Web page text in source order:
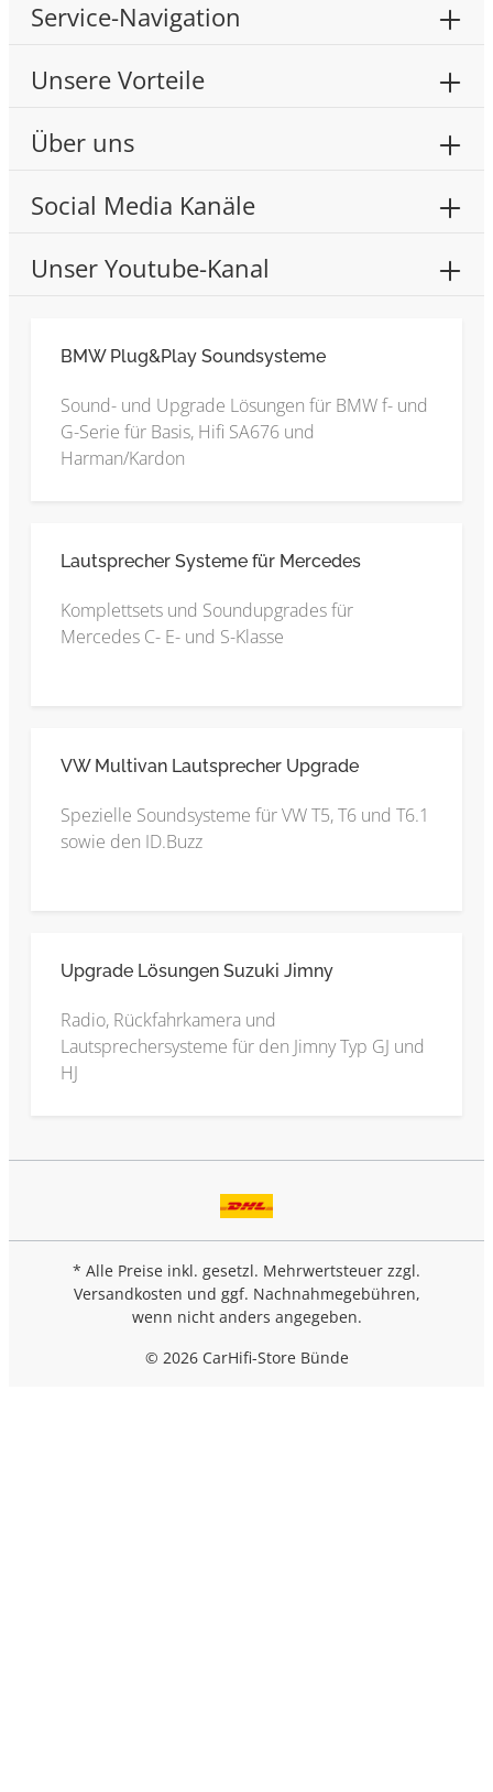
Service-Navigation
Unsere Vorteile
Über uns
Social Media Kanäle
Unser Youtube-Kanal
BMW Plug&Play Soundsysteme
Sound- und Upgrade Lösungen für BMW f- und
G-Serie für Basis, Hifi SA676 und
Harman/Kardon
Lautsprecher Systeme für Mercedes
Komplettsets und Soundupgrades für
Mercedes C- E- und S-Klasse
VW Multivan Lautsprecher Upgrade
Spezielle Soundsysteme für VW T5, T6 und T6.1
sowie den ID.Buzz
Upgrade Lösungen Suzuki Jimny
Radio, Rückfahrkamera und
Lautsprechersysteme für den Jimny Typ GJ und
HJ
* Alle Preise inkl. gesetzl. Mehrwertsteuer zzgl.
Versandkosten und ggf. Nachnahmegebühren,
wenn nicht anders angegeben.
© 2026 CarHifi-Store Bünde